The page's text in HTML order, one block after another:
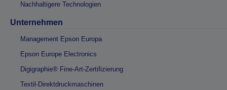
Nachhaltigere Technologien
Unternehmen
Management Epson Europa
Epson Europe Electronics
Digigraphie® Fine-Art-Zertifizierung
Textil-Direktdruckmaschinen